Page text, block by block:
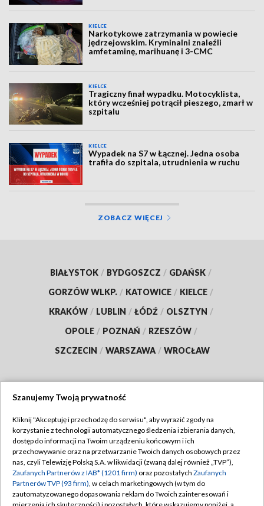
KIELCE
Narkotykowe zatrzymania w powiecie
jędrzejowskim. Kryminalni znaleźli
amfetaminę, marihuanę i 3-CMC
KIELCE
Tragiczny finał wypadku. Motocyklista,
który wcześniej potrącił pieszego, zmarł w
szpitalu
KIELCE
Wypadek na S7 w Łącznej. Jedna osoba
trafiła do szpitala, utrudnienia w ruchu
ZOBACZ WIĘCEJ
BIAŁYSTOK / BYDGOSZCZ / GDAŃSK /
GORZÓW WLKP. / KATOWICE / KIELCE /
KRAKÓW / LUBLIN / ŁÓDŹ / OLSZTYN /
OPOLE / POZNAŃ / RZESZÓW /
SZCZECIN / WARSZAWA / WROCŁAW
TVP
Abonament TVP
Emisja w TVP
Centrum informacji TVP
Regulamin TVP
Polityka prywatności
Moje zgody
Szanujemy Twoją prywatność
Kliknij "Akceptuję i przechodzę do serwisu", aby wyrazić zgody na
korzystanie z technologii automatycznego śledzenia i zbierania danych,
dostęp do informacji na Twoim urządzeniu końcowym i ich
przechowywanie oraz na przetwarzanie Twoich danych osobowych przez
nas, czyli Telewizję Polską S.A. w likwidacji (zwaną dalej również „TVP”),
Zaufanych Partnerów z IAB* (1201 firm) oraz pozostałych Zaufanych
Partnerów TVP (93 firm), w celach marketingowych (w tym do
zautomatyzowanego dopasowania reklam do Twoich zainteresowań i